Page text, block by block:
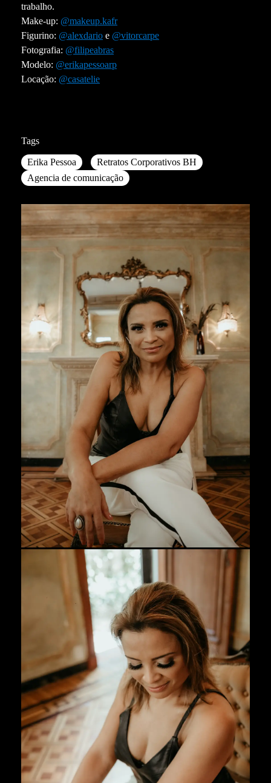
trabalho.
Make-up: @makeup.kafr
Figurino: @alexdario e @vitorcarpe
Fotografia: @filipeabras
Modelo: @erikapessoarp
Locação: @casatelie
Tags
Erika Pessoa
Retratos Corporativos BH
Agencia de comunicação